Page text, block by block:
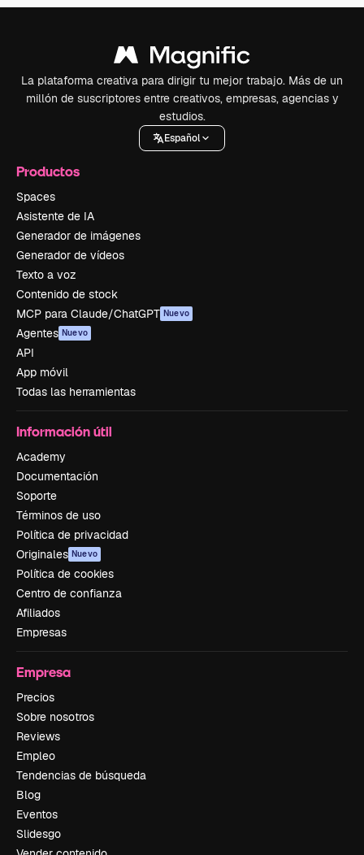
La plataforma creativa para dirigir tu mejor trabajo. Más de un
millón de suscriptores entre creativos, empresas, agencias y
estudios.
Español
Productos
Spaces
Asistente de IA
Generador de imágenes
Generador de vídeos
Texto a voz
Contenido de stock
MCP para Claude/ChatGPT Nuevo
Agentes Nuevo
API
App móvil
Todas las herramientas
Información útil
Academy
Documentación
Soporte
Términos de uso
Política de privacidad
Originales Nuevo
Política de cookies
Centro de confianza
Afiliados
Empresas
Empresa
Precios
Sobre nosotros
Reviews
Empleo
Tendencias de búsqueda
Blog
Eventos
Slidesgo